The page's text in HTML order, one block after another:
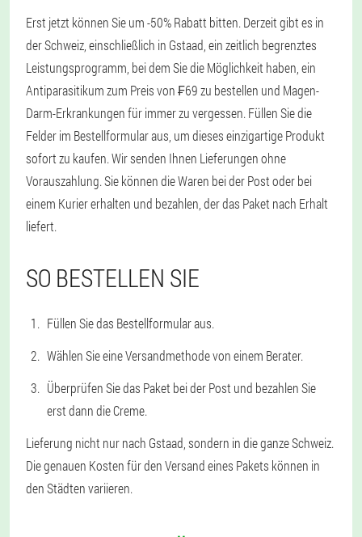
Erst jetzt können Sie um -50% Rabatt bitten. Derzeit gibt es in
der Schweiz, einschließlich in Gstaad, ein zeitlich begrenztes
Leistungsprogramm, bei dem Sie die Möglichkeit haben, ein
Antiparasitikum zum Preis von ₣69 zu bestellen und Magen-
Darm-Erkrankungen für immer zu vergessen. Füllen Sie die
Felder im Bestellformular aus, um dieses einzigartige Produkt
sofort zu kaufen. Wir senden Ihnen Lieferungen ohne
Vorauszahlung. Sie können die Waren bei der Post oder bei
einem Kurier erhalten und bezahlen, der das Paket nach Erhalt
liefert.
SO BESTELLEN SIE
Füllen Sie das Bestellformular aus.
Wählen Sie eine Versandmethode von einem Berater.
Überprüfen Sie das Paket bei der Post und bezahlen Sie
erst dann die Creme.
Lieferung nicht nur nach Gstaad, sondern in die ganze Schweiz.
Die genauen Kosten für den Versand eines Pakets können in
den Städten variieren.